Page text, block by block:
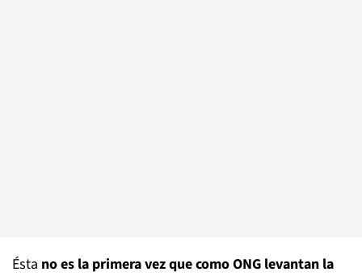
Ésta no es la primera vez que como ONG levantan la